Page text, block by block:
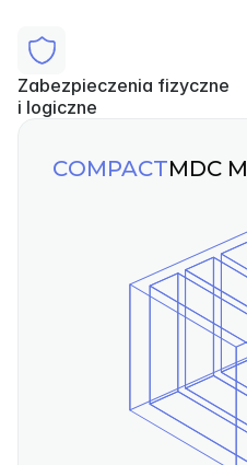
Zabezpieczenia fizyczne
i logiczne
COMPACTMDC M